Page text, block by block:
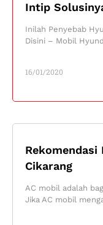
Intip
16/01/2020
Inilah Penyebab
Disini – Mobil
Rekomendasi
Cikarang
AC mobil adalah
Jika AC mobil